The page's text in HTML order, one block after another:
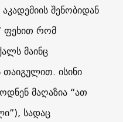
შენობიდან
ფეხით რომ
მაინც
ისინი
მაღაზია “ათ
სადაც